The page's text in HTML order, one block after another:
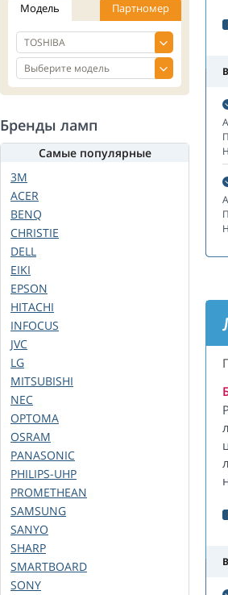
Модель Партномер
Бренды ламп
Самые популярные
3M
ACER
BENQ
CHRISTIE
DELL
EIKI
EPSON
HITACHI
INFOCUS
JVC
LG
MITSUBISHI
NEC
OPTOMA
OSRAM
PANASONIC
PHILIPS-UHP
PROMETHEAN
SAMSUNG
SANYO
SHARP
SMARTBOARD
SONY